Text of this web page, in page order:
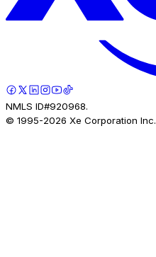
NMLS ID#920968.
© 1995-2026 Xe Corporation Inc.